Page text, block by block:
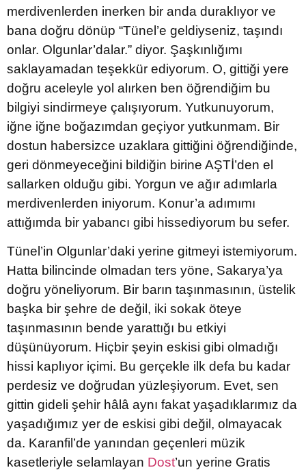
merdivenlerden inerken bir anda duraklıyor ve
bana doğru dönüp “Tünel’e geldiyseniz, taşındı
onlar. Olgunlar’dalar.” diyor. Şaşkınlığımı
saklayamadan teşekkür ediyorum. O, gittiği yere
doğru aceleyle yol alırken ben öğrendiğim bu
bilgiyi sindirmeye çalışıyorum. Yutkunuyorum,
iğne iğne boğazımdan geçiyor yutkunmam. Bir
dostun habersizce uzaklara gittiğini öğrendiğinde,
geri dönmeyeceğini bildiğin birine AŞTİ’den el
sallarken olduğu gibi. Yorgun ve ağır adımlarla
merdivenlerden iniyorum. Konur’a adımımı
attığımda bir yabancı gibi hissediyorum bu sefer.
Tünel’in Olgunlar’daki yerine gitmeyi istemiyorum.
Hatta bilincinde olmadan ters yöne, Sakarya’ya
doğru yöneliyorum. Bir barın taşınmasının, üstelik
başka bir şehre de değil, iki sokak öteye
taşınmasının bende yarattığı bu etkiyi
düşünüyorum. Hiçbir şeyin eskisi gibi olmadığı
hissi kaplıyor içimi. Bu gerçekle ilk defa bu kadar
perdesiz ve doğrudan yüzleşiyorum. Evet, sen
gittin gideli şehir hâlâ aynı fakat yaşadıklarımız da
yaşadığımız yer de eskisi gibi değil, olmayacak
da. Karanfil’de yanından geçenleri müzik
kasetleriyle selamlayan Dost’un yerine Gratis